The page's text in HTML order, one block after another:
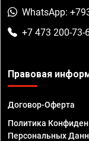
WhatsApp:
+7 473 200-73-
Правовая
Договор-Оферта
Политика
Персональных